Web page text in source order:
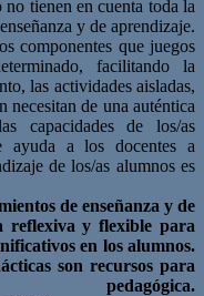
no tienen en cuenta toda la
y de aprendizaje.
componentes que juegos
facilitando la
las actividades aisladas,
necesitan de una auténtica
capacidades de los/as
ayuda a los docentes a
de los/as alumnos es
de enseñanza y de
reflexiva y flexible para
en los alumnos.
son recursos para